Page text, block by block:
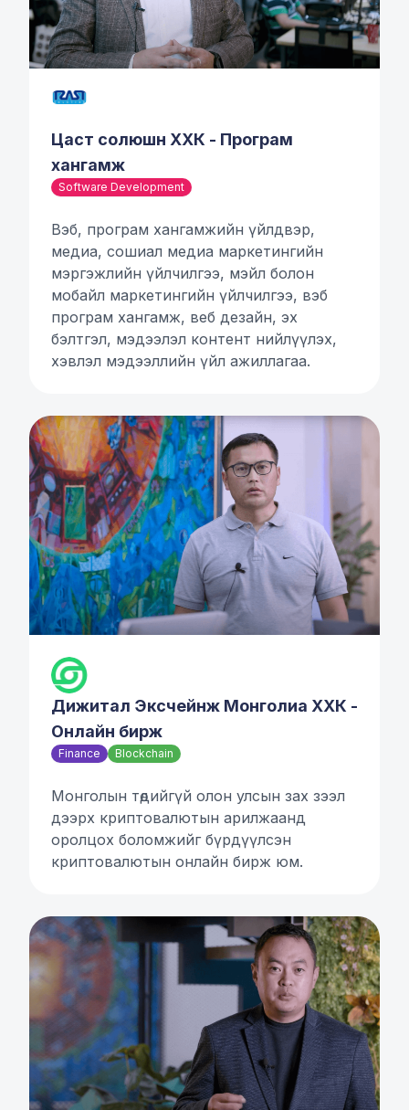
Цаст солюшн ХХК - Програм
хангамж
Software Development
Вэб, програм хангамжийн үйлдвэр,
медиа, сошиал медиа маркетингийн
мэргэжлийн үйлчилгээ, мэйл болон
мобайл маркетингийн үйлчилгээ, вэб
програм хангамж, веб дезайн, эх
бэлтгэл, мэдээлэл контент нийлүүлэх,
хэвлэл мэдээллийн үйл ажиллагаа.
Дижитал Эксчейнж Монголиа ХХК -
Онлайн бирж
Finance Blockchain
Монголын төдийгүй олон улсын зах зээл
дээрх криптовалютын арилжаанд
оролцох боломжийг бүрдүүлсэн
криптовалютын онлайн бирж юм.